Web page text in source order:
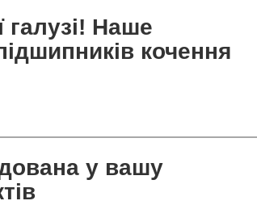
галузі! Наше
кочення
у вашу